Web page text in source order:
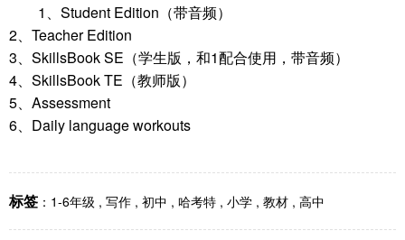
1、Student Edition（带音频）
2、Teacher Edition
3、SkillsBook SE（学生版，和1配合使用，带音频）
4、SkillsBook TE（教师版）
5、Assessment
6、Daily language workouts
标签 ： 1-6年级 , 写作 , 初中 , 哈考特 , 小学 , 教材 , 高中